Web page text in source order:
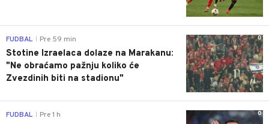
0
FUDBAL Pre 59 min
Stotine Izraelaca dolaze na Marakanu:
"Ne obraćamo pažnju koliko će
Zvezdinih biti na stadionu"
0
FUDBAL Pre 1 h